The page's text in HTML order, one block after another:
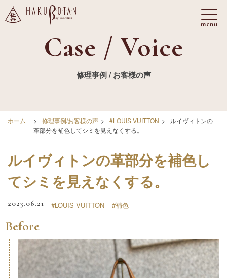
Case / Voice
修理事例 / お客様の声
ホーム > 修理事例/お客様の声 > #LOUIS VUITTON >
ルイヴィトンの
革部分を補色してシミを見えなくする。
ルイヴィトンの革部分を補色し
てシミを見えなくする。
2023.06.21 #LOUIS VUITTON #補色